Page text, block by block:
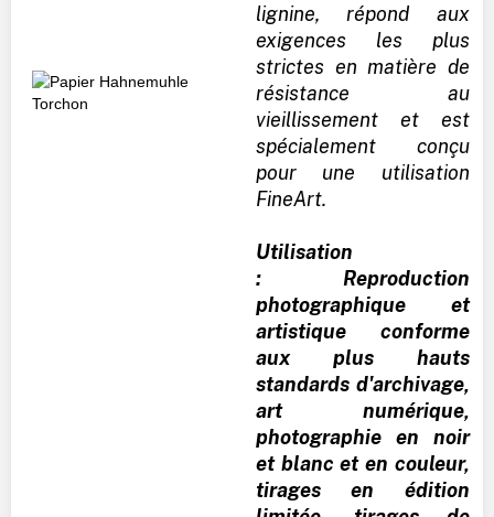
lignine, répond aux
exigences les plus
strictes en matière de
résistance au
vieillissement et est
spécialement conçu
pour une utilisation
FineArt.
Utilisation
: Reproduction
photographique et
artistique conforme
aux plus hauts
standards d'archivage,
art numérique,
photographie en noir
et blanc et en couleur,
tirages en édition